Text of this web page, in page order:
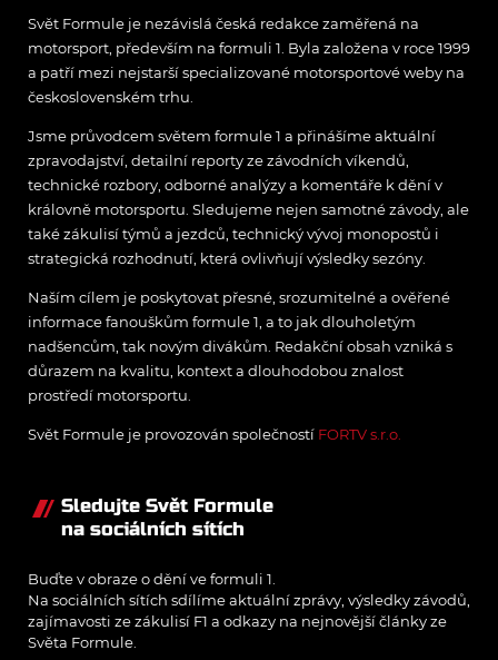
Svět Formule je nezávislá česká redakce zaměřená na
motorsport, především na formuli 1. Byla založena v roce 1999
a patří mezi nejstarší specializované motorsportové weby na
československém trhu.
Jsme průvodcem světem formule 1 a přinášíme aktuální
zpravodajství, detailní reporty ze závodních víkendů,
technické rozbory, odborné analýzy a komentáře k dění v
královně motorsportu. Sledujeme nejen samotné závody, ale
také zákulisí týmů a jezdců, technický vývoj monopostů i
strategická rozhodnutí, která ovlivňují výsledky sezóny.
Naším cílem je poskytovat přesné, srozumitelné a ověřené
informace fanouškům formule 1, a to jak dlouholetým
nadšencům, tak novým divákům. Redakční obsah vzniká s
důrazem na kvalitu, kontext a dlouhodobou znalost
prostředí motorsportu.
Svět Formule je provozován společností FORTV s.r.o.
Sledujte Svět Formule
na sociálních sítích
Buďte v obraze o dění ve formuli 1.
Na sociálních sítích sdílíme aktuální zprávy, výsledky závodů,
zajímavosti ze zákulisí F1 a odkazy na nejnovější články ze
Světa Formule.